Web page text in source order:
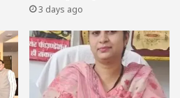
3 days ago